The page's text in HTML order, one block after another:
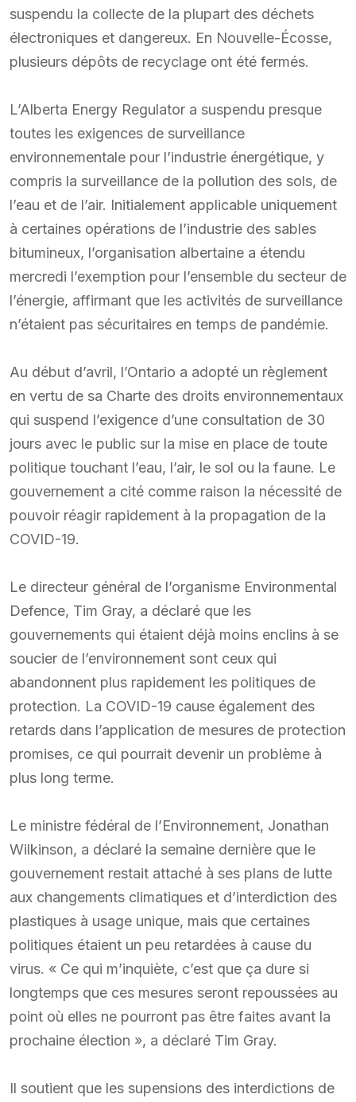
suspendu la collecte de la plupart des déchets
électroniques et dangereux. En Nouvelle-Écosse,
plusieurs dépôts de recyclage ont été fermés.
L’Alberta Energy Regulator a suspendu presque
toutes les exigences de surveillance
environnementale pour l’industrie énergétique, y
compris la surveillance de la pollution des sols, de
l’eau et de l’air. Initialement applicable uniquement
à certaines opérations de l’industrie des sables
bitumineux, l’organisation albertaine a étendu
mercredi l’exemption pour l’ensemble du secteur de
l’énergie, affirmant que les activités de surveillance
n’étaient pas sécuritaires en temps de pandémie.
Au début d’avril, l’Ontario a adopté un règlement
en vertu de sa Charte des droits environnementaux
qui suspend l’exigence d’une consultation de 30
jours avec le public sur la mise en place de toute
politique touchant l’eau, l’air, le sol ou la faune. Le
gouvernement a cité comme raison la nécessité de
pouvoir réagir rapidement à la propagation de la
COVID-19.
Le directeur général de l’organisme Environmental
Defence, Tim Gray, a déclaré que les
gouvernements qui étaient déjà moins enclins à se
soucier de l’environnement sont ceux qui
abandonnent plus rapidement les politiques de
protection. La COVID-19 cause également des
retards dans l’application de mesures de protection
promises, ce qui pourrait devenir un problème à
plus long terme.
Le ministre fédéral de l’Environnement, Jonathan
Wilkinson, a déclaré la semaine dernière que le
gouvernement restait attaché à ses plans de lutte
aux changements climatiques et d’interdiction des
plastiques à usage unique, mais que certaines
politiques étaient un peu retardées à cause du
virus. « Ce qui m’inquiète, c’est que ça dure si
longtemps que ces mesures seront repoussées au
point où elles ne pourront pas être faites avant la
prochaine élection », a déclaré Tim Gray.
Il soutient que les supensions des interdictions de